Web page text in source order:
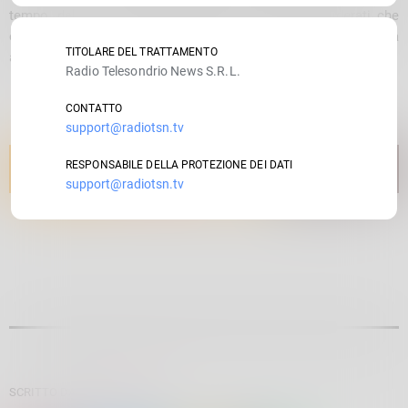
tempo, del luogo di aggregazione di soggetti indesiderati che
costituiscono al contempo esplicito segnale di specifica
attenzione al fenomeno da parte degli organi a ciò deputati.
SCRITTO DA:
TITOLARE DEL TRATTAMENTO
Radio Telesondrio News S.R.L.
CONTATTO
support@radiotsn.tv
RESPONSABILE DELLA PROTEZIONE DEI DATI
support@radiotsn.tv